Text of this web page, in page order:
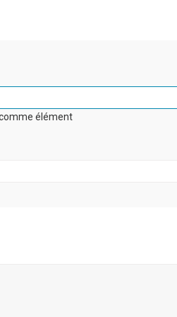
élément